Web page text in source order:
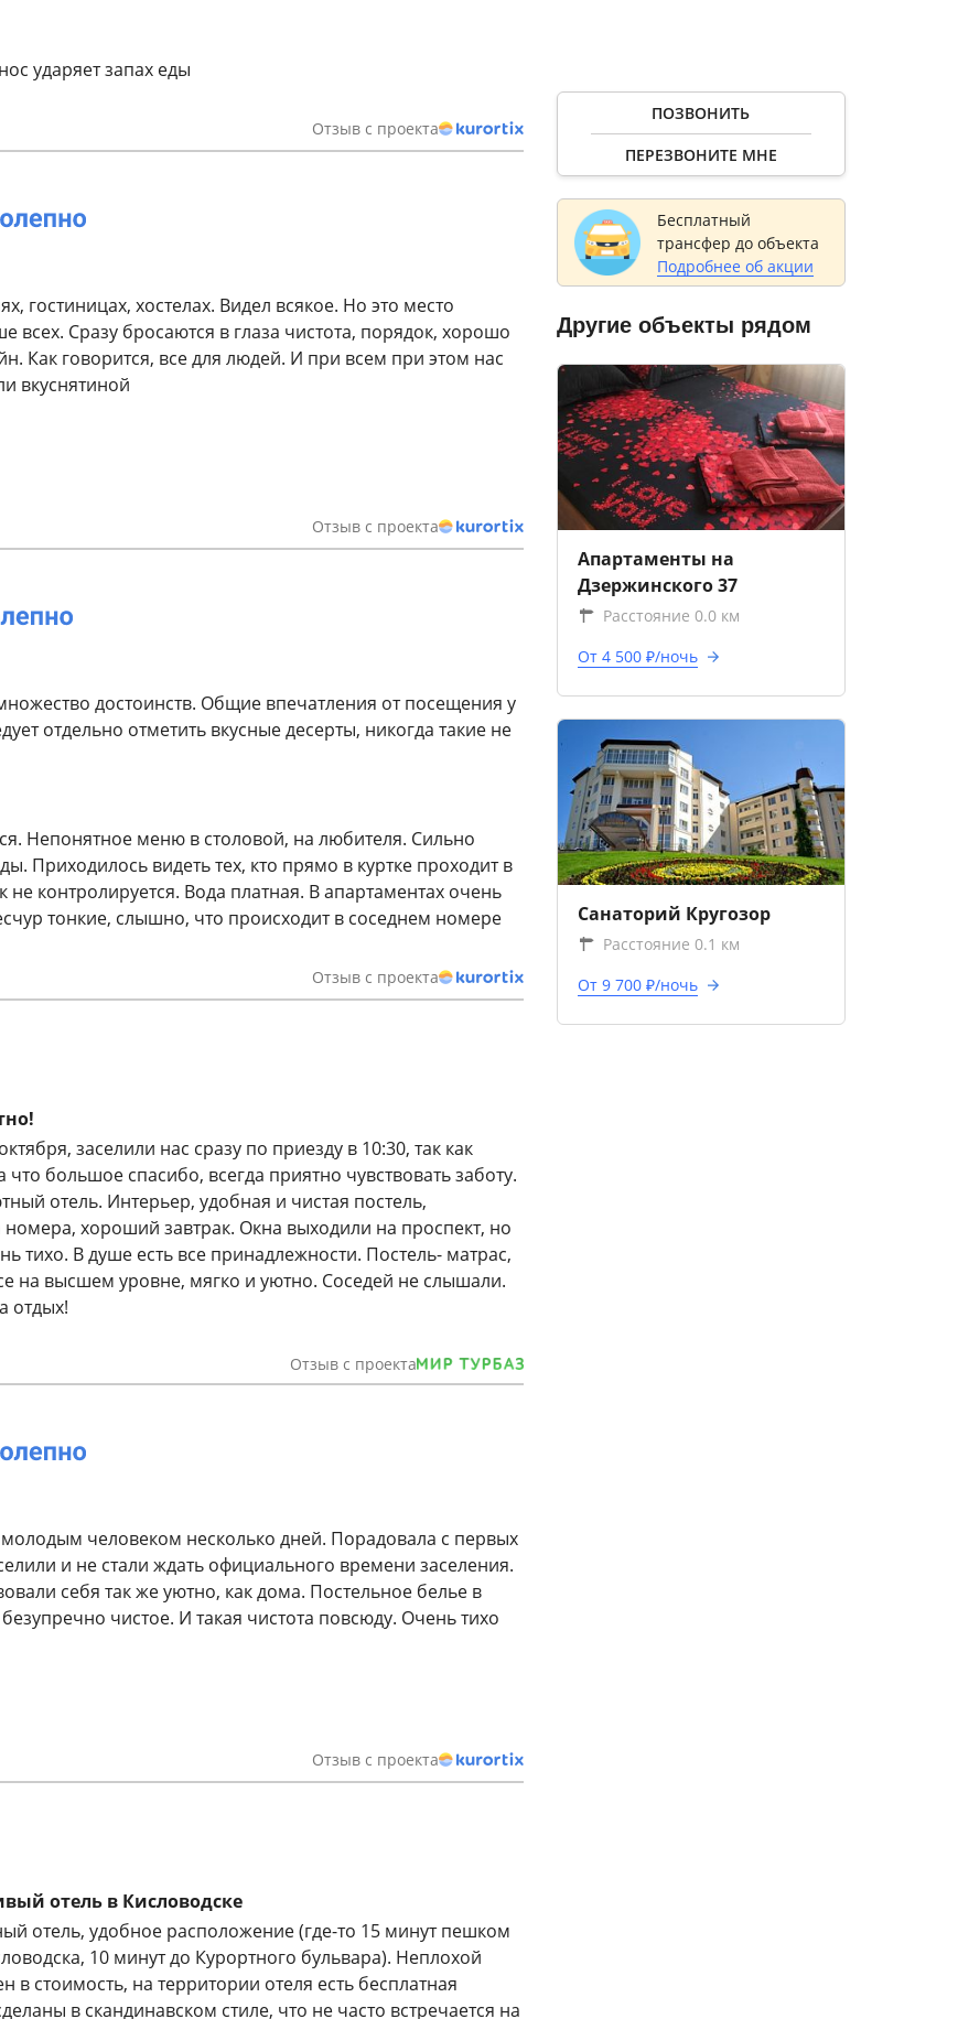
ударяет запах еды
Отзыв с проекта
гостиницах, хостелах. Видел всякое. Но это место
всех. Сразу бросаются в глаза чистота, порядок, хорошо
Как говорится, все для людей. И при всем при этом нас
вкуснятиной
Отзыв с проекта
достоинств. Общие впечатления от посещения у
отдельно отметить вкусные десерты, никогда такие не
Непонятное меню в столовой, на любителя. Сильно
Приходилось видеть тех, кто прямо в куртке проходит в
не контролируется. Вода платная. В апартаментах очень
тонкие, слышно, что происходит в соседнем номере
Отзыв с проекта
заселили нас сразу по приезду в 10:30, так как
большое спасибо, всегда приятно чувствовать заботу.
отель. Интерьер, удобная и чистая постель,
хороший завтрак. Окна выходили на проспект, но
тихо. В душе есть все принадлежности. Постель- матрас,
на высшем уровне, мягко и уютно. Соседей не слышали.
отдых!
Отзыв с проекта
человеком несколько дней. Порадовала с первых
и не стали ждать официального времени заселения.
себя так же уютно, как дома. Постельное белье в
чистое. И такая чистота повсюду. Очень тихо
Отзыв с проекта
отель в Кисловодске
отель, удобное расположение (где-то 15 минут пешком
10 минут до Курортного бульвара). Неплохой
в стоимость, на территории отеля есть бесплатная
в скандинавском стиле, что не часто встречается на
ПОЗВОНИТЬ
ПЕРЕЗВОНИТЕ МНЕ
Бесплатный
трансфер до объекта
Подробнее об акции
Другие объекты рядом
Апартаменты на
Дзержинского 37
Расстояние 0.0 км
От 4 500 ₽/ночь
Санаторий Кругозор
Расстояние 0.1 км
От 9 700 ₽/ночь